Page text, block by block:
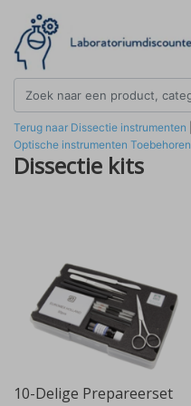
Terug naar Dissectie instrumenten
Optische instrumenten Toebehoren
Dissectie kits
10-Delige Prepareerset